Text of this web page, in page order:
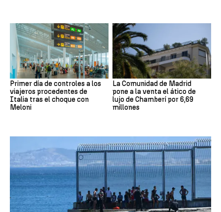
Primer día de controles a los
viajeros procedentes de
Italia tras el choque con
Meloni
La Comunidad de Madrid
pone a la venta el ático de
lujo de Chamberí por 6,69
millones